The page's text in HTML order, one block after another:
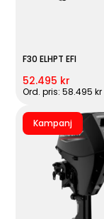
F30 ELHPT EFI
52.495 kr
Ord. pris: 58.495 kr
Kampanj